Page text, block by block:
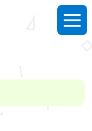
選單